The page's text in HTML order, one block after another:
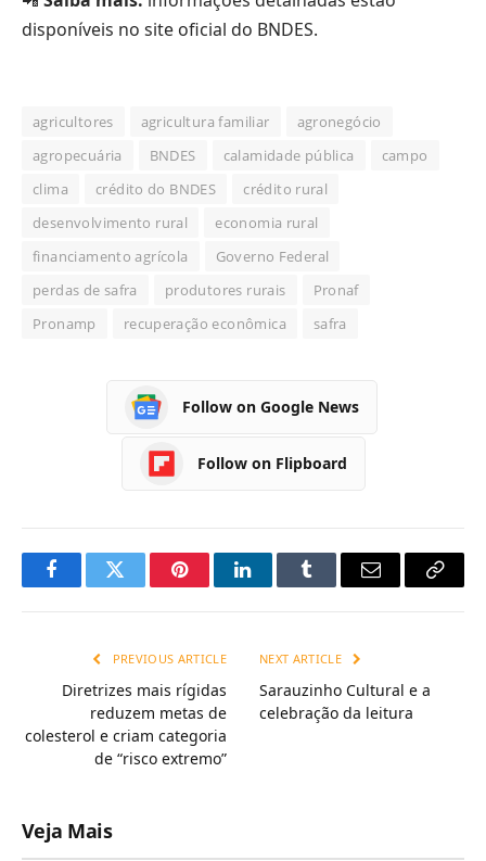
disponíveis no site oficial do BNDES.
agricultores agricultura familiar
agronegócio
agropecuária
BNDES calamidade pública
campo
clima
crédito do BNDES
crédito rural
desenvolvimento rural
economia rural
financiamento agrícola
Governo Federal
perdas de safra
produtores rurais
Pronaf
Pronamp
recuperação econômica safra
Follow on Google News
Follow on Flipboard
FacebookTwitter PinterestLinkedInTumblr Email
Copy
PREVIOUS ARTICLE
Diretrizes mais rígidas
reduzem metas de
colesterol e criam categoria
de “risco extremo”
NEXT ARTICLE
Sarauzinho Cultural e a
celebração da leitura
Veja Mais